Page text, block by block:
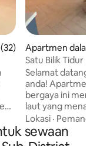
purata 4.94
Apartmen dalam
Satu Bilik Tidur
Pemandangan
Selamat datang
anda! Apartmen
bergaya ini
laut yang
eksklusif. Nikmati
memasak di
dan berehat di
Lokasi ·
sewaan